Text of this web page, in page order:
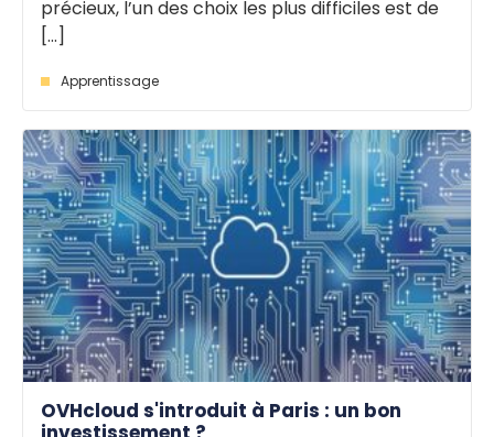
précieux, l’un des choix les plus difficiles est de
[...]
Apprentissage
OVHcloud s'introduit à Paris : un bon